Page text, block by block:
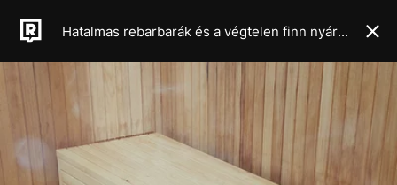
Hatalmas rebarbarák és a végtelen finn nyár ihlette az IKEA és a Marimekko új kollekcióját